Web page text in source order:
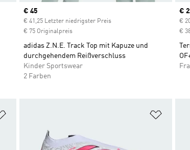
Current price
€ 45
€ 41,25 Letzter niedrigster Preis
€ 75 Originalpreis
adidas Z.N.E. Track Top mit Kapuze und
durchgehendem Reißverschluss
Kinder Sportswear
2 Farben
€
€
€